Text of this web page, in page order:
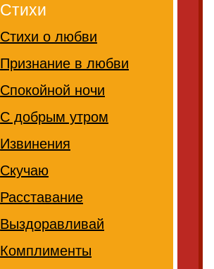
Стихи
Стихи о любви
Признание в любви
Спокойной ночи
С добрым утром
Извинения
Скучаю
Расставание
Выздоравливай
Комплименты